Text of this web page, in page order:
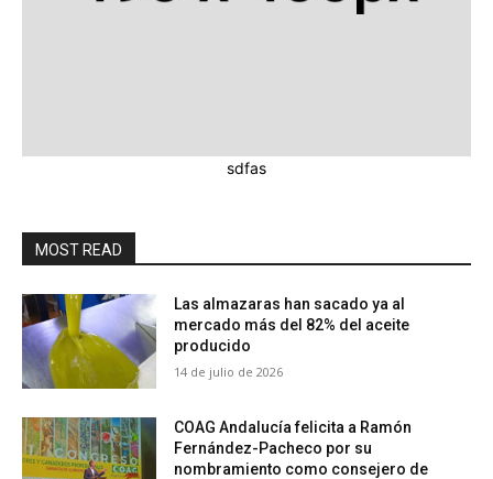
sdfas
MOST READ
Las almazaras han sacado ya al
mercado más del 82% del aceite
producido
14 de julio de 2026
COAG Andalucía felicita a Ramón
Fernández-Pacheco por su
nombramiento como consejero de